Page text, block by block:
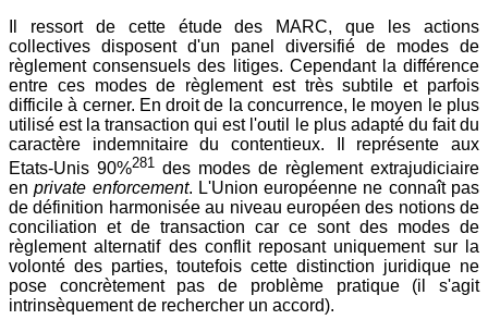
Il ressort de cette étude des MARC, que les actions
collectives disposent d'un panel diversifié de modes de
règlement consensuels des litiges. Cependant la différence
entre ces modes de règlement est très subtile et parfois
difficile à cerner. En droit de la concurrence, le moyen le plus
utilisé est la transaction qui est l'outil le plus adapté du fait du
caractère indemnitaire du contentieux. Il représente aux
Etats-Unis 90%281
des modes de règlement extrajudiciaire
en private enforcement. L'Union européenne ne connaît pas
de définition harmonisée au niveau européen des notions de
conciliation et de transaction car ce sont des modes de
règlement alternatif des conflit reposant uniquement sur la
volonté des parties, toutefois cette distinction juridique ne
pose concrètement pas de problème pratique (il s'agit
intrinsèquement de rechercher un accord).